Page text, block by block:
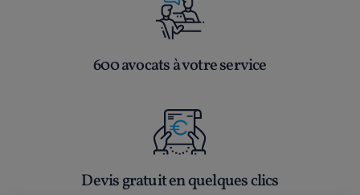
600 avocats à votre service
Devis gratuit en quelques clics